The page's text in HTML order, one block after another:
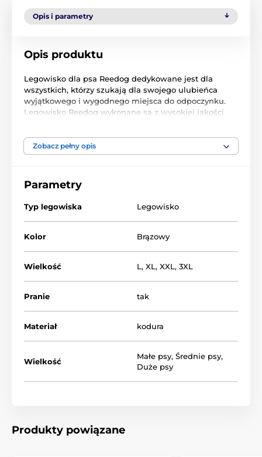
Opis i parametry
Opis produktu
Legowisko dla psa Reedog dedykowane jest dla
wszystkich, którzy szukają dla swojego ulubieńca
wyjątkowego i wygodnego miejsca do odpoczynku.
Legowisko Reedog wykonane są z wysokiej jakości
możesz wyprać w pralce.
Niezależnie od tego czy Twój piesek jest mały, średni
Zobacz pełny opis
Parametry
Typ legowiska Legowisko
Kolor Brązowy
Wielkość L, XL, XXL, 3XL
Pranie tak
Materiał kodura
Wielkość
Małe psy, Średnie psy,
Duże psy
Produkty powiązane